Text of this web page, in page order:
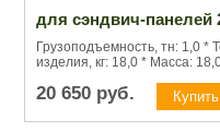
для сэндвич-панелей
Грузоподъемность, тн: 1,0
изделия, кг: 18,0 * Масса:
20 650 руб.